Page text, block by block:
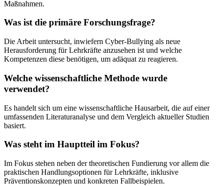
Maßnahmen.
Was ist die primäre Forschungsfrage?
Die Arbeit untersucht, inwiefern Cyber-Bullying als neue
Herausforderung für Lehrkräfte anzusehen ist und welche
Kompetenzen diese benötigen, um adäquat zu reagieren.
Welche wissenschaftliche Methode wurde
verwendet?
Es handelt sich um eine wissenschaftliche Hausarbeit, die auf einer
umfassenden Literaturanalyse und dem Vergleich aktueller Studien
basiert.
Was steht im Hauptteil im Fokus?
Im Fokus stehen neben der theoretischen Fundierung vor allem die
praktischen Handlungsoptionen für Lehrkräfte, inklusive
Präventionskonzepten und konkreten Fallbeispielen.